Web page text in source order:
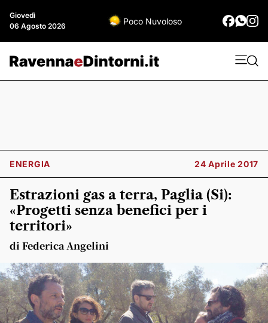
Giovedì
06 Agosto 2026
Poco Nuvoloso
ENERGIA 24 Aprile 2017
Estrazioni gas a terra, Paglia (Si):
«Progetti senza benefici per i
territori»
di Federica Angelini